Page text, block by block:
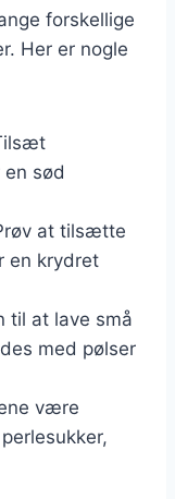
forskellige
Her er nogle
sød
at tilsætte
en krydret
til at lave små
med pølser
være